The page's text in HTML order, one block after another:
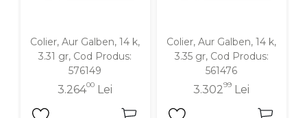
Colier, Aur Galben, 14 k,
3.31 gr, Cod Produs:
576149
3.26400 Lei
Colier, Aur Galben, 14 k,
3.35 gr, Cod Produs:
561476
3.30299 Lei